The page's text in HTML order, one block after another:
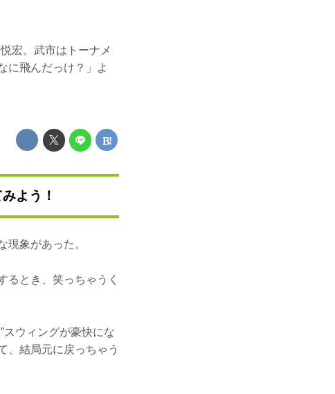
宏。武市はトーナメ
に飛んだっけ？」よ
よう！
象があった。
るとき、笑っちゃうく
スウィングが豪快にな
、結局元に戻っちゃう